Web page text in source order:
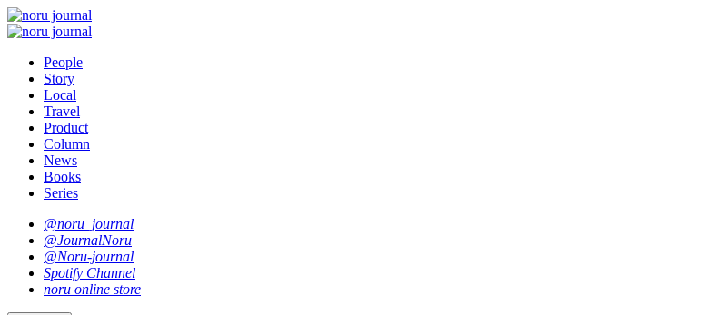
People
Story
Local
Travel
Product
Column
News
Books
Series
@noru_journal
@JournalNoru
@Noru-journal
Spotify Channel
noru online store